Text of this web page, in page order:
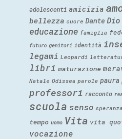
adolescenti amicizia
bellezza cuore Dante Dio
educazione famiglia
futuro genitori identità
legami Leopardi
libri maturazione
Natale Odissea parole paura
professori racconto
scuola senso speranza
tempo uomo Vita vita
vocazione